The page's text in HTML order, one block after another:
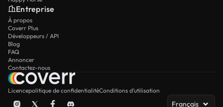
Entreprise
À propos
Coverr Plus
Développeurs / API
Blog
FAQ
Annoncer
Contactez-nous
Licencepolitique de confidentialitéConditions d’utilisation
Français